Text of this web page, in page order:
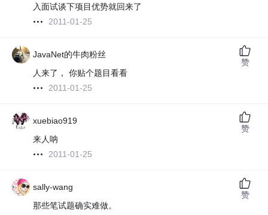
入面试谈下项目优势就回来了
2011-01-25
JavaNet的牛肉粉丝
人来了， 你贴个题目看看
2011-01-25
赞
xuebiao919
来人呐
2011-01-25
赞
sally-wang
那些笔试题确实难做。
赞